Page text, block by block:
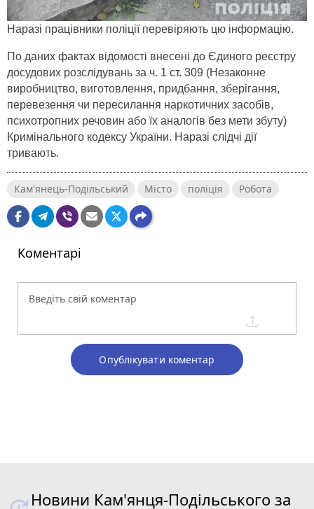
Наразі працівники поліції перевіряють цю інформацію.
По даних фактах відомості внесені до Єдиного реєстру
досудових розслідувань за ч. 1 ст. 309 (Незаконне
виробництво, виготовлення, придбання, зберігання,
перевезення чи пересилання наркотичних засобів,
психотропних речовин або їх аналогів без мети збуту)
Кримінального кодексу України. Наразі слідчі дії
тривають.
Кам'янець-Подільський Місто поліція Робота
Коментарі
Опублікувати коментар
Новини Кам'янця-Подільського за